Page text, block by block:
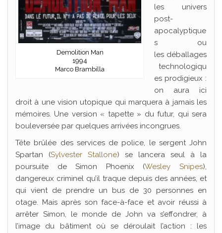
Demolition Man
1994
Marco Brambilla
les univers
post-
apocalyptique
s ou
les déballages
technologiqu
es prodigieux :
on aura ici
droit à une vision utopique qui marquera à jamais les
mémoires. Une version « tapette » du futur, qui sera
bouleversée par quelques arrivées incongrues.
Tête brûlée des services de police, le sergent John
Spartan (Sylvester Stallone) se lancera seul à la
poursuite de Simon Phoenix (Wesley Snipes),
dangereux criminel qu’il traque depuis des années, et
qui vient de prendre un bus de 30 personnes en
otage. Mais après son face-à-face et avoir réussi à
arrêter Simon, le monde de John va s’effondrer, à
l’image du bâtiment où se déroulait l’action : les